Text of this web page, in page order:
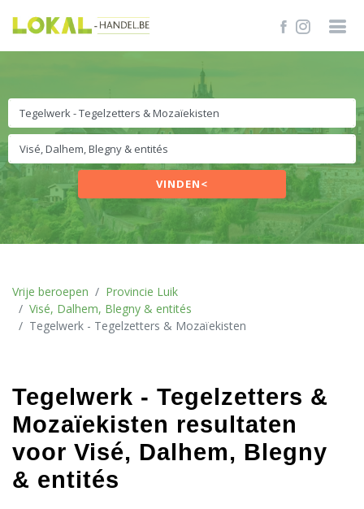
VINDEN<
Vrije beroepen
Provincie Luik
Visé, Dalhem, Blegny & entités
Tegelwerk - Tegelzetters & Mozaïekisten
Tegelwerk - Tegelzetters &
Mozaïekisten resultaten
voor Visé, Dalhem, Blegny
& entités